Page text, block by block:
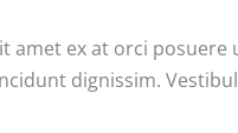
ex at orci posuere
dignissim.